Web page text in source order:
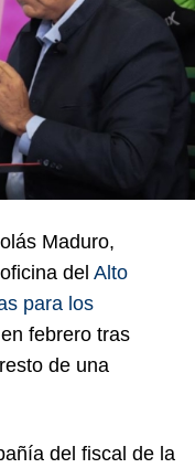
Maduro,
del Alto
para los
febrero tras
de una
del fiscal de la